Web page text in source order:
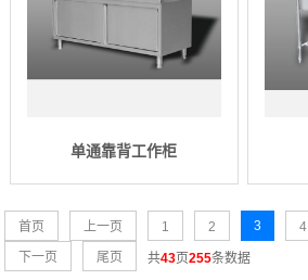
单通靠背工作柜
首页 上一页 1 2 3 4
下一页
尾页 共43页255条数据